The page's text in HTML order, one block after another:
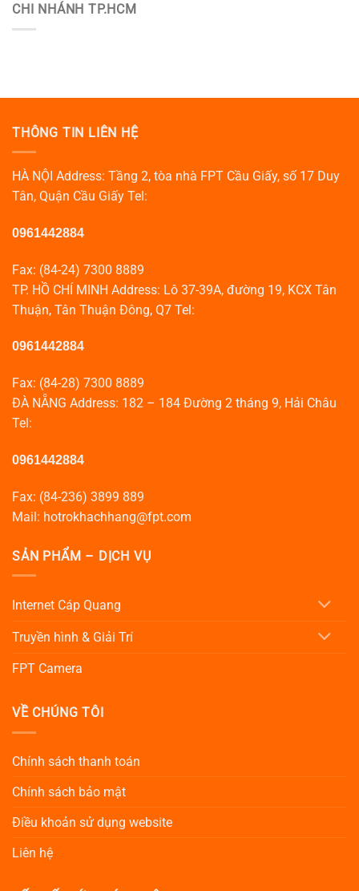
CHI NHÁNH TP.HCM
THÔNG TIN LIÊN HỆ
HÀ NỘI Address: Tầng 2, tòa nhà FPT Cầu Giấy, số 17 Duy
Tân, Quận Cầu Giấy Tel:
0961442884
Fax: (84-24) 7300 8889
TP. HỒ CHÍ MINH Address: Lô 37-39A, đường 19, KCX Tân
Thuận, Tân Thuận Đông, Q7 Tel:
0961442884
Fax: (84-28) 7300 8889
ĐÀ NẴNG Address: 182 – 184 Đường 2 tháng 9, Hải Châu
Tel:
0961442884
Fax: (84-236) 3899 889
Mail: hotrokhachhang@fpt.com
SẢN PHẨM – DỊCH VỤ
Internet Cáp Quang
Truyền hình & Giải Trí
FPT Camera
VỀ CHÚNG TÔI
Chính sách thanh toán
Chính sách bảo mật
Điều khoản sử dụng website
Liên hệ